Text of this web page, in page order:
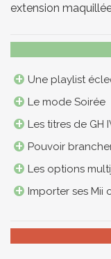
extension
Une playlist
Le mode Soirée
Les titres de
Pouvoir
Les options
Importer ses Mii